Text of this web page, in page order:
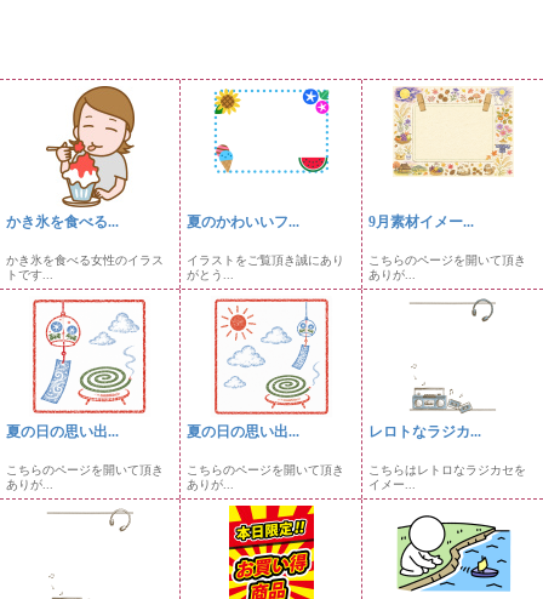
かき氷を食べる...
かき氷を食べる女性のイラス
トです...
夏のかわいいフ...
イラストをご覧頂き誠にあり
がとう...
9月素材イメー...
こちらのページを開いて頂き
ありが...
夏の日の思い出...
こちらのページを開いて頂き
ありが...
夏の日の思い出...
こちらのページを開いて頂き
ありが...
レロトなラジカ...
こちらはレトロなラジカセを
イメー...